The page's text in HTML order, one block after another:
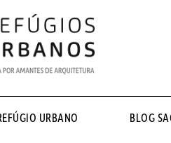
URBANO BLOG